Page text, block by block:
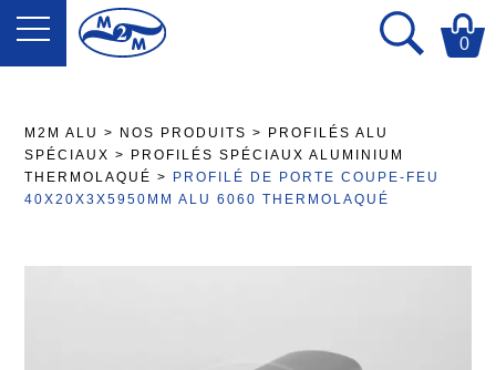
0
M2M ALU > NOS PRODUITS >
PROFILÉS ALU
SPÉCIAUX >
PROFILÉS SPÉCIAUX ALUMINIUM
THERMOLAQUÉ >
PROFILÉ DE PORTE COUPE-FEU
40X20X3X5950MM ALU 6060 THERMOLAQUÉ